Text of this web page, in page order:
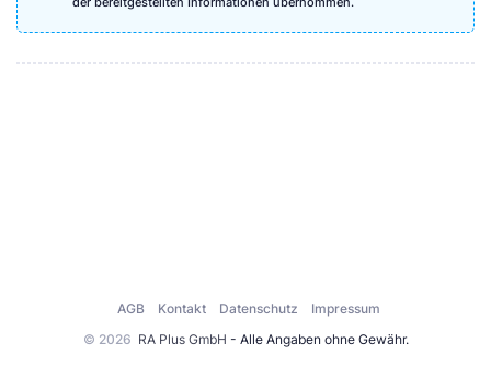
© 2026 RA Plus GmbH - Alle Angaben ohne Gewähr.
AGB Kontakt Datenschutz Impressum